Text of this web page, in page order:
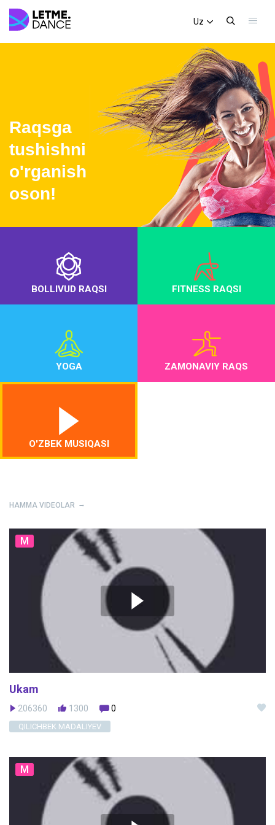
Uz
Raqsga
tushishni
o'rganish
oson!
BOLLIVUD RAQSI FITNESS RAQSI
YOGA ZAMONAVIY RAQS
O'ZBEK MUSIQASI
HAMMA VIDEOLAR
M
Ukam
206360 1300 0
QILICHBEK MADALIYEV
M